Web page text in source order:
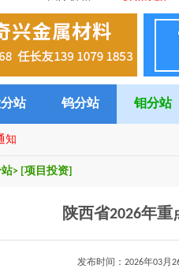
站 钨分站 钼分站
知
> [项目投资]
陕西省2026年
发布时间：2026年03